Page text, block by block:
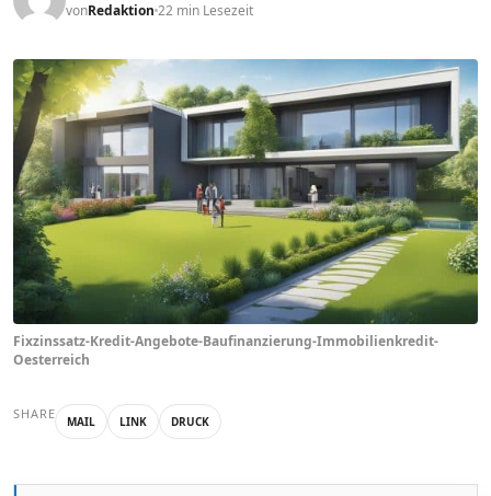
vonRedaktion 22 min Lesezeit
Fixzinssatz-Kredit-Angebote-Baufinanzierung-Immobilienkredit-
Oesterreich
SHARE MAIL LINK DRUCK